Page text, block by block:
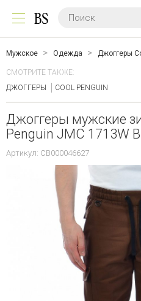
Мужское Одежда Джоггеры
СМОТРИТЕ ТАКЖЕ:
ДЖОГГЕРЫ
COOL PENGUIN
Джоггеры мужские
Penguin JMC 1713W
Артикул: CB000046627